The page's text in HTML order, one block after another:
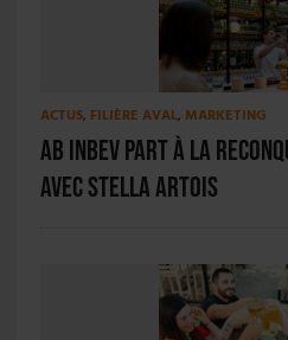
ACTUS, FILIÈRE AVAL, MARKETING
AB InBev part à la
avec Stella Artois